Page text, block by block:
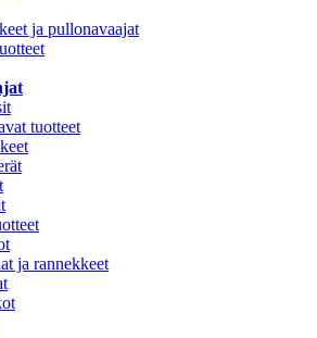
ja pullonavaajat
tuotteet
ja rannekkeet